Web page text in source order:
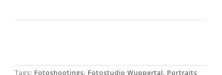
Tags: Fotoshootings, Fotostudio Wuppertal, Portraits